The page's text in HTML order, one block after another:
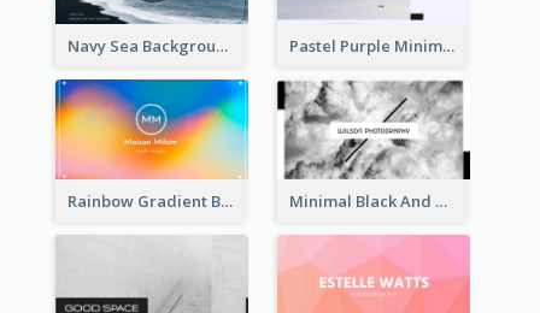
Navy Sea Background Photographer Business Card Pastel Purple Minimal Designer Business Card
Rainbow Gradient Background Business Card Minimal Black And White Photography Business Card